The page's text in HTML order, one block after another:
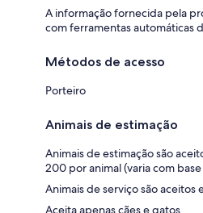
A informação fornecida pela
com ferramentas automáticas
Métodos de acesso
Porteiro
Animais de estimação
Animais de estimação são
200 por animal (varia com
Animais de serviço são aceitos
Aceita apenas cães e gatos